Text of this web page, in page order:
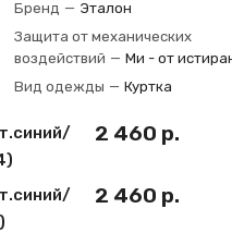
Бренд — Эталон
Защита от механических
воздействий — Ми - от
Вид одежды — Куртка
2 460 р.
2 460 р.